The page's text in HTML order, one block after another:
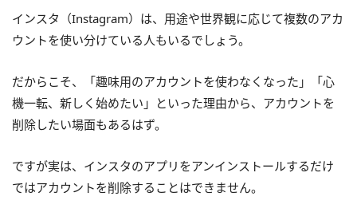
インスタ（Instagram）は、用途や世界観に応じて複数のアカ
ウントを使い分けている人もいるでしょう。
だからこそ、「趣味用のアカウントを使わなくなった」「心
機一転、新しく始めたい」といった理由から、アカウントを
削除したい場面もあるはず。
ですが実は、インスタのアプリをアンインストールするだけ
ではアカウントを削除することはできません。